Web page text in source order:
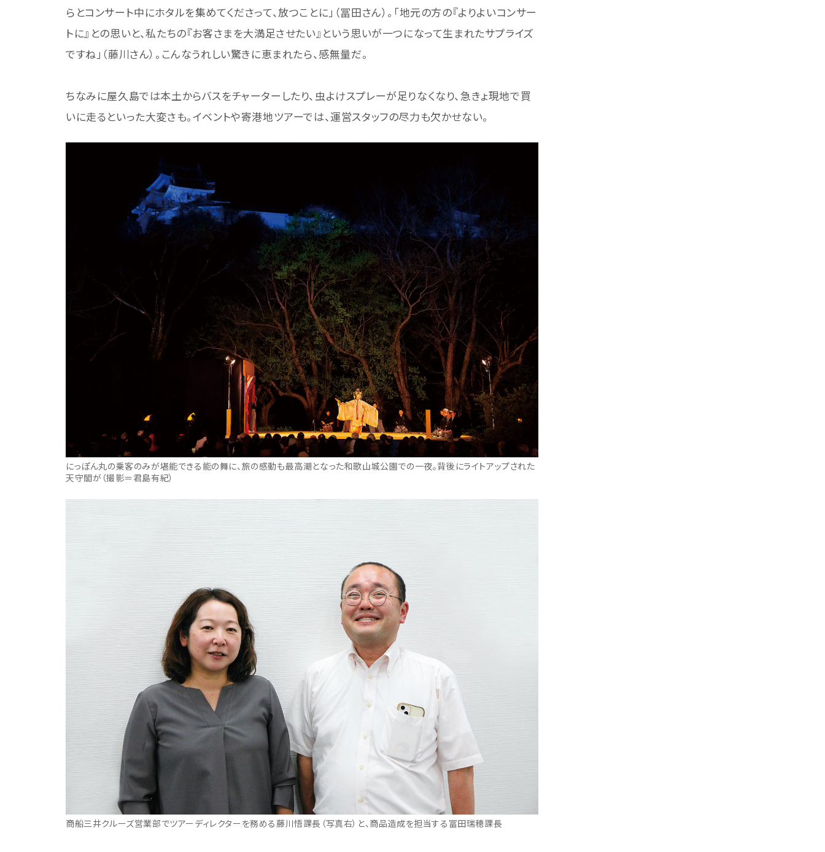
らとコンサート中にホタルを集めてくださって、放つことに」（冨田さん）。「地元の方の『よりよいコンサー
トに』との思いと、私たちの『お客さまを大満足させたい』という思いが一つになって生まれたサプライズ
ですね」（藤川さん）。こんなうれしい驚きに恵まれたら、感無量だ。
ちなみに屋久島では本土からバスをチャーターしたり、虫よけスプレーが足りなくなり、急きょ現地で買
いに走るといった大変さも。イベントや寄港地ツアーでは、運営スタッフの尽力も欠かせない。
にっぽん丸の乗客のみが堪能できる能の舞に、旅の感動も最高潮となった和歌山城公園での一夜。背後にライトアップされた
天守閣が（撮影＝君島有紀）
商船三井クルーズ営業部でツアーディレクターを務める藤川悟課長（写真右）と、商品造成を担当する冨田瑞穂課長